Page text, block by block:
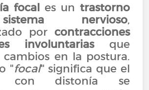
focal es un trastorno
nervioso,
por contracciones
involuntariasque
cambios en la postura.
"focal" significa que el
con distonía se